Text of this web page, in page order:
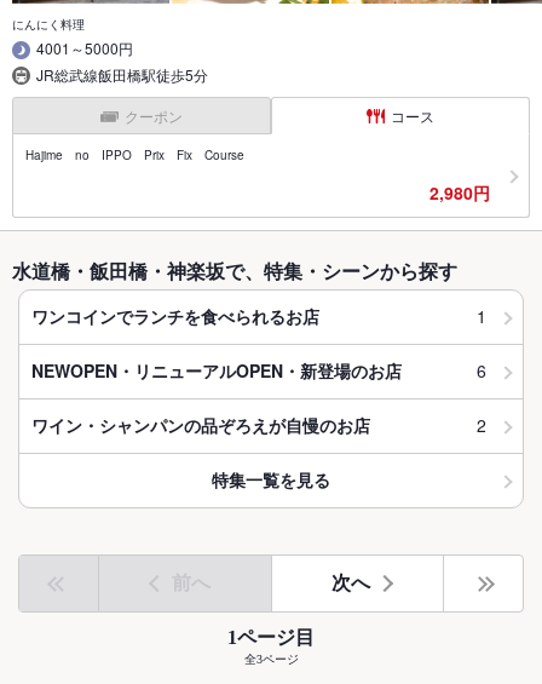
にんにく料理
4001～5000円
JR総武線飯田橋駅徒歩5分
クーポン コース
Hajime no IPPO Prix Fix Course
2,980円
水道橋・飯田橋・神楽坂で、特集・シーンから探す
ワンコインでランチを食べられるお店 1
NEWOPEN・リニューアルOPEN・新登場のお店 6
ワイン・シャンパンの品ぞろえが自慢のお店 2
特集一覧を見る
前へ 次へ
1ページ目
全3ページ